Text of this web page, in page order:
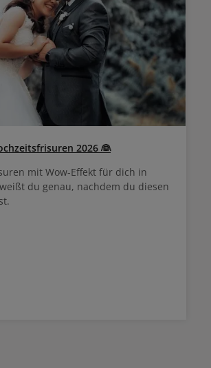
coloriertem Haar. Die Mischung wird
gleichmäßig auf das Haar (nass oder
handtuchtrocken) aufgetragen und nach der
Einwirkzeit gründlich ausgespült.
2026 👰
mit Wow-Effekt für dich in
du genau, nachdem du diesen